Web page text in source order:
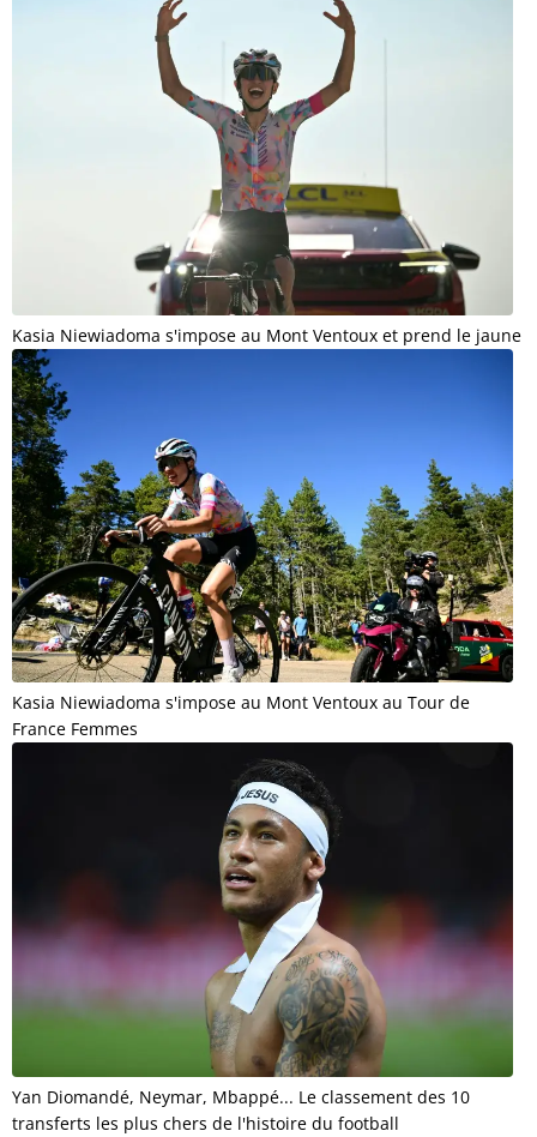
Kasia Niewiadoma s'impose au Mont Ventoux et prend le jaune
Kasia Niewiadoma s'impose au Mont Ventoux au Tour de
France Femmes
Yan Diomandé, Neymar, Mbappé... Le classement des 10
transferts les plus chers de l'histoire du football